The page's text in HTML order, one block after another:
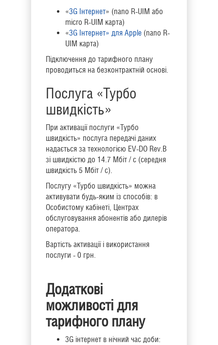
«3G Інтернет» (nano R-UIM або
micro R-UIM карта)
«3G Інтернет» для Apple (nano R-
UIM карта)
Підключення до тарифного плану
проводиться на безконтрактній основі.
Послуга «Турбо
швидкість»
При активації послуги «Турбо
швидкість» послуга передачі даних
надається за технологією EV-DO Rev.В
зі швидкістю до 14.7 Мбіт / с (середня
швидкість 5 Мбіт / с).
Послугу «Турбо швидкість» можна
активувати будь-яким із способів: в
Особистому кабінеті, Центрах
обслуговування абонентів або дилерів
оператора.
Вартість активації і використання
послуги - 0 грн.
Додаткові
можливості для
тарифного плану
3G інтернет в нічний час доби: